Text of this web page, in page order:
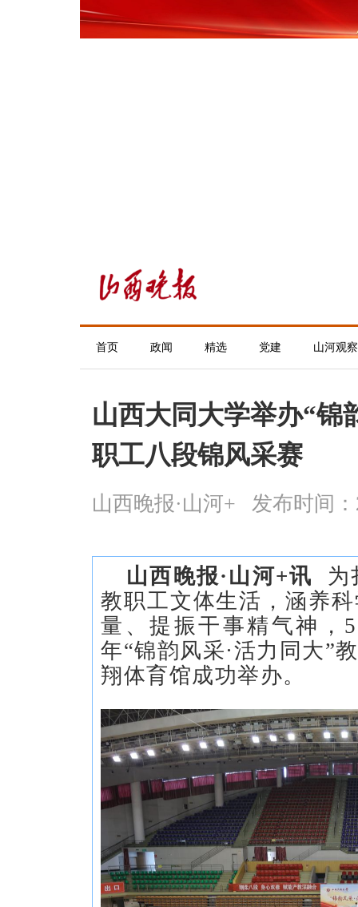
首页 政闻 精选 党建 山河观察
山西大同大学举办“锦
职工八段锦风采赛
山西晚报·山河+ 发布时间：
山西晚报·山河+讯 为
教职工文体生活，涵养
量、提振干事精气神，
年“锦韵风采·活力同大”
翔体育馆成功举办。